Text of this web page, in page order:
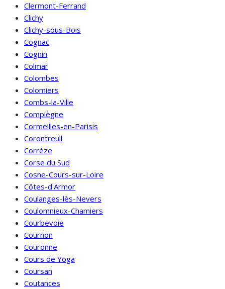
Clermont-Ferrand
Clichy
Clichy-sous-Bois
Cognac
Cognin
Colmar
Colombes
Colomiers
Combs-la-Ville
Compiègne
Cormeilles-en-Parisis
Corontreuil
Corrèze
Corse du Sud
Cosne-Cours-sur-Loire
Côtes-d'Armor
Coulanges-lès-Nevers
Coulomnieux-Chamiers
Courbevoie
Cournon
Couronne
Cours de Yoga
Coursan
Coutances